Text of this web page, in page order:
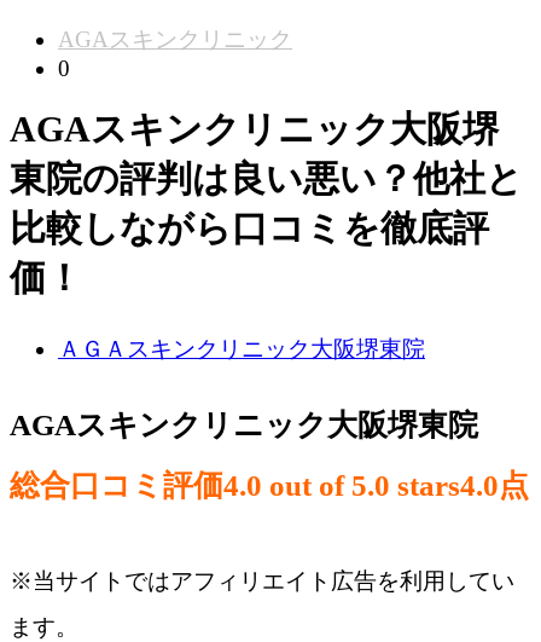
AGAスキンクリニック
0
AGAスキンクリニック大阪堺
東院の評判は良い悪い？他社と
比較しながら口コミを徹底評
価！
ＡＧＡスキンクリニック大阪堺東院
AGAスキンクリニック大阪堺東院
総合口コミ評価4.0 out of 5.0 stars4.0点
※当サイトではアフィリエイト広告を利用してい
ます。